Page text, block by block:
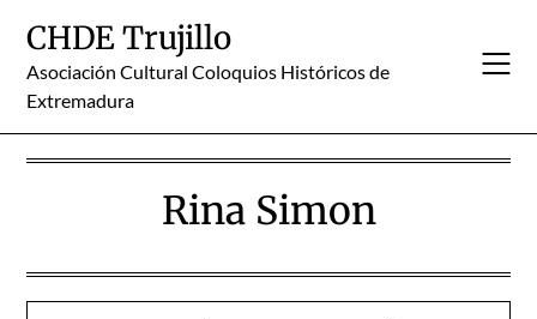
content
CHDE Trujillo
Asociación Cultural Coloquios Históricos de
Extremadura
Rina Simon